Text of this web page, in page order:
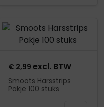
Product openen
€ 2,99 excl. BTW
Smoots Harsstrips
Pakje 100 stuks